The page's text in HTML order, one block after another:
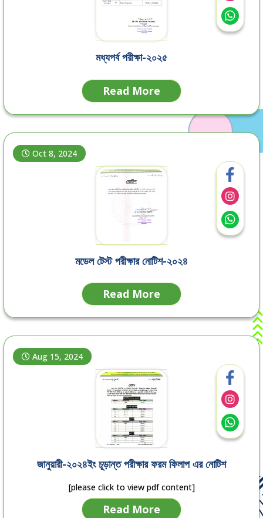
মধ্যপর্ব পরীক্ষা-২০২৫
Read More
Oct 8, 2024
মডেল টেস্ট পরীক্ষার নোটিশ-২০২৪
Read More
Aug 15, 2024
জানুয়ারী-২০২৪ইং চূড়ান্ত পরীক্ষার ফরম ফিলাপ এর নোটিশ
[please click to view pdf content]
Read More